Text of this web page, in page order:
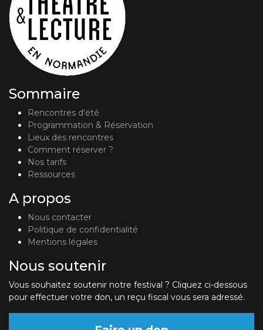
Sommaire
Rencontres d'été
Programmation & Réservation
Lieux des rencontres
Comment réserver ?
Nos tarifs
Ressources
A propos
Nous contacter
Politique de confidentialité
Mentions légales
Nous soutenir
Vous souhaitez soutenir notre festival ? Cliquez ci-dessous
pour effectuer votre don, un reçu fiscal vous sera adressé.